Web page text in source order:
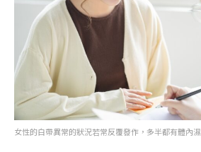
女性的白帶異常的狀況若常反覆發作，多半都有體內